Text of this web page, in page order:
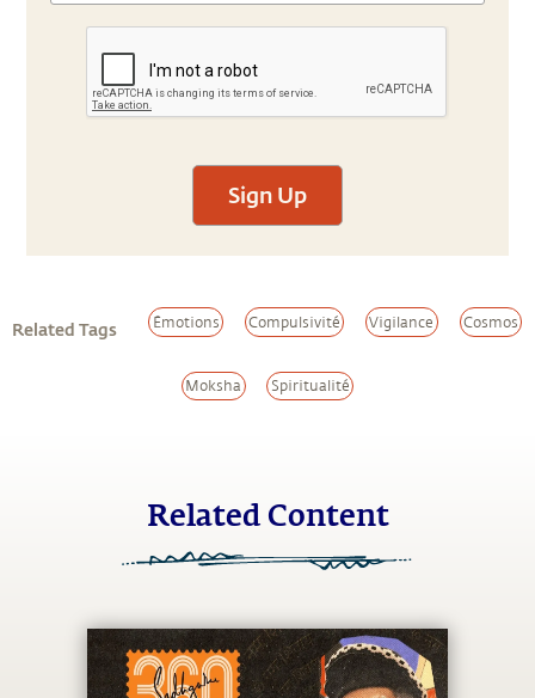
Sign Up
Related Tags Émotions Compulsivité Vigilance Cosmos
Moksha Spiritualité
Related Content